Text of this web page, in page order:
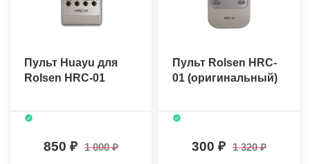
Пульт Huayu для
Rolsen HRC-01
850 1 000
Пульт Rolsen HRC-
01 (оригинальный)
300 1 320